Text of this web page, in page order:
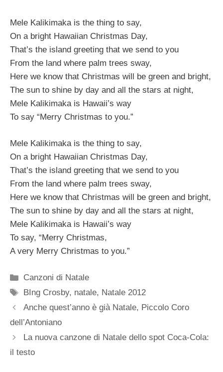
Mele Kalikimaka is the thing to say,
On a bright Hawaiian Christmas Day,
That’s the island greeting that we send to you
From the land where palm trees sway,
Here we know that Christmas will be green and bright,
The sun to shine by day and all the stars at night,
Mele Kalikimaka is Hawaii’s way
To say “Merry Christmas to you.”
Mele Kalikimaka is the thing to say,
On a bright Hawaiian Christmas Day,
That’s the island greeting that we send to you
From the land where palm trees sway,
Here we know that Christmas will be green and bright,
The sun to shine by day and all the stars at night,
Mele Kalikimaka is Hawaii’s way
To say, “Merry Christmas,
A very Merry Christmas to you.”
Categorie
Canzoni di Natale
Tag
BIng Crosby, natale, Natale 2012
Anche quest’anno è già Natale, Piccolo Coro
dell’Antoniano
La nuova canzone di Natale dello spot Coca-Cola:
il testo